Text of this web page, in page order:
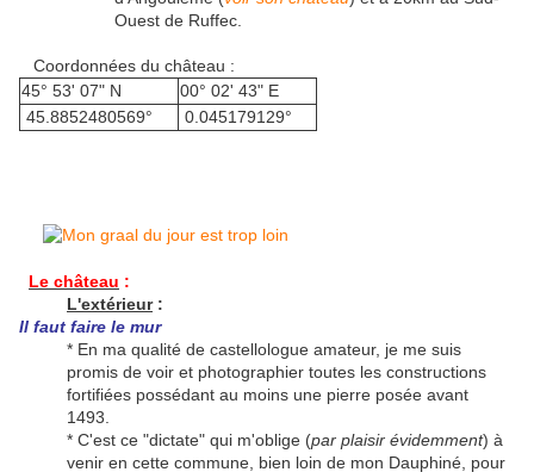
Ouest de Ruffec.
Coordonnées du château :
45° 53' 07" N
00° 02' 43" E
45.8852480569°
0.045179129°
Le château :
L'extérieur:
Il faut faire le mur
* En ma qualité de castellologue amateur, je me suis
promis de voir et photographier toutes les constructions
fortifiées possédant au moins une pierre posée avant
1493.
* C'est ce "dictate" qui m'oblige (par plaisir évidemment) à
venir en cette commune, bien loin de mon Dauphiné, pour